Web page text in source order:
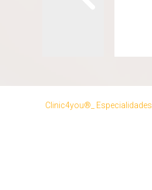
Clinic4you® Especialidades